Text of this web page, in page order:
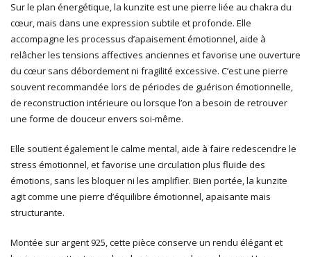
Sur le plan énergétique, la kunzite est une pierre liée au chakra du
cœur, mais dans une expression subtile et profonde. Elle
accompagne les processus d’apaisement émotionnel, aide à
relâcher les tensions affectives anciennes et favorise une ouverture
du cœur sans débordement ni fragilité excessive. C’est une pierre
souvent recommandée lors de périodes de guérison émotionnelle,
de reconstruction intérieure ou lorsque l’on a besoin de retrouver
une forme de douceur envers soi-même.
Elle soutient également le calme mental, aide à faire redescendre le
stress émotionnel, et favorise une circulation plus fluide des
émotions, sans les bloquer ni les amplifier. Bien portée, la kunzite
agit comme une pierre d’équilibre émotionnel, apaisante mais
structurante.
Montée sur argent 925, cette pièce conserve un rendu élégant et